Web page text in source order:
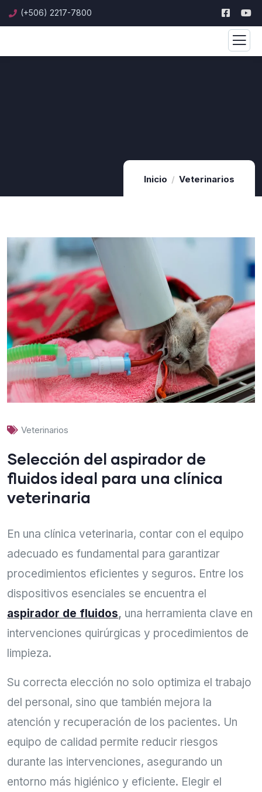
(+506) 2217-7800
Inicio Veterinarios
Veterinarios
Selección del aspirador de
fluidos ideal para una clínica
veterinaria
En una clínica veterinaria, contar con el equipo
adecuado es fundamental para garantizar
procedimientos eficientes y seguros. Entre los
dispositivos esenciales se encuentra el
aspirador de fluidos, una herramienta clave en
intervenciones quirúrgicas y procedimientos de
limpieza.
Su correcta elección no solo optimiza el trabajo
del personal, sino que también mejora la
atención y recuperación de los pacientes. Un
equipo de calidad permite reducir riesgos
durante las intervenciones, asegurando un
entorno más higiénico y eficiente. Elegir el